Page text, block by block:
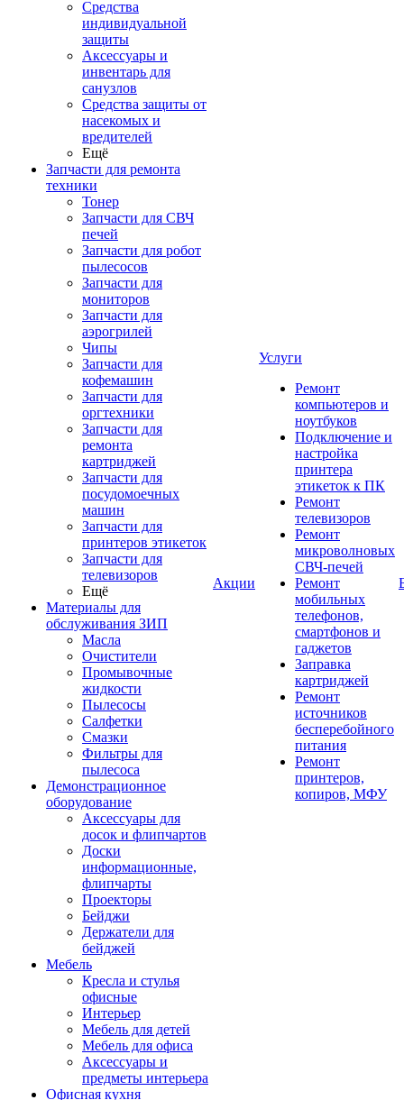
Средства
индивидуальной
защиты
Аксессуары и
инвентарь для
санузлов
Средства защиты от
насекомых и
вредителей
Ещё
Запчасти для ремонта
техники
Тонер
Запчасти для СВЧ
печей
Запчасти для робот
пылесосов
Запчасти для
мониторов
Запчасти для
аэрогрилей
Чипы
Запчасти для
кофемашин
Запчасти для
оргтехники
Запчасти для
ремонта
картриджей
Запчасти для
посудомоечных
машин
Запчасти для
принтеров этикеток
Запчасти для
телевизоров
Ещё
Материалы для
обслуживания ЗИП
Масла
Очистители
Промывочные
жидкости
Пылесосы
Салфетки
Смазки
Фильтры для
пылесоса
Демонстрационное
оборудование
Аксессуары для
досок и флипчартов
Доски
информационные,
флипчарты
Проекторы
Бейджи
Держатели для
бейджей
Мебель
Кресла и стулья
офисные
Интерьер
Мебель для детей
Мебель для офиса
Аксессуары и
предметы интерьера
Офисная кухня
Акции
Услуги
Ремонт
компьютеров и
ноутбуков
Подключение и
настройка
принтера
этикеток к ПК
Ремонт
телевизоров
Ремонт
микроволновых
СВЧ-печей
Ремонт
мобильных
телефонов,
смартфонов и
гаджетов
Заправка
картриджей
Ремонт
источников
бесперебойного
питания
Ремонт
принтеров,
копиров, МФУ